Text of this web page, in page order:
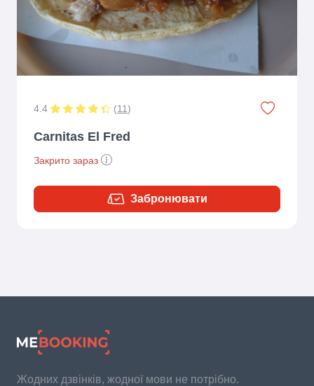
4.4 (11)
Carnitas El Fred
Закрито зараз
Забронювати
Жодних дзвінків, жодної мови не потрібно.